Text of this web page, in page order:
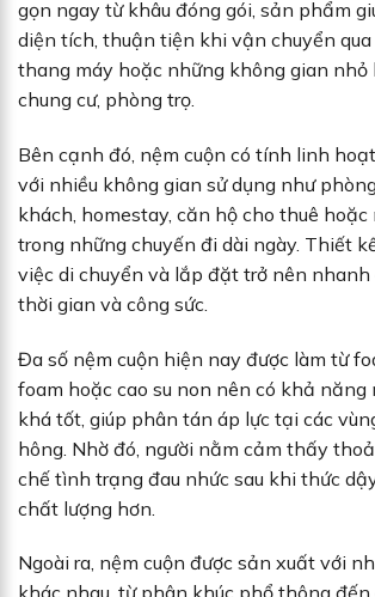
gọn ngay từ khâu đóng gói, sản phẩm
diện tích, thuận tiện khi vận chuyển qua
thang máy hoặc những không gian nhỏ
chung cư, phòng trọ.
Bên cạnh đó, nệm cuộn có tính linh
với nhiều không gian sử dụng như
khách, homestay, căn hộ cho thuê hoặc
trong những chuyến đi dài ngày. Thiết
việc di chuyển và lắp đặt trở nên
thời gian và công sức.
Đa số nệm cuộn hiện nay được làm từ
foam hoặc cao su non nên có khả năng
khá tốt, giúp phân tán áp lực tại các
hông. Nhờ đó, người nằm cảm thấy
chế tình trạng đau nhức sau khi thức
chất lượng hơn.
Ngoài ra, nệm cuộn được sản xuất với